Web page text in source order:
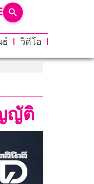
ธ์
วิดีโอ
ญัติ